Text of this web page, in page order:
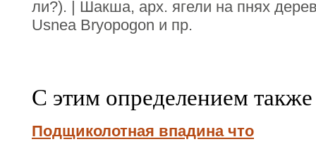
ли?). | Шакша, арх. ягели на пнях
Usnea Bryopogon и пр.
С этим определением
Подщиколотная впадина что